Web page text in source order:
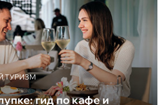
ТУРИЗМ
гид по кафе и